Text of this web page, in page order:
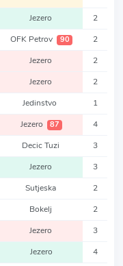
Jezero 2
OFK Petrov 90 2
Jezero 2
Jezero 2
Jedinstvo 1
Jezero 87 4
Decic Tuzi 3
Jezero 3
Sutjeska 2
Bokelj 2
Jezero 3
Jezero 4